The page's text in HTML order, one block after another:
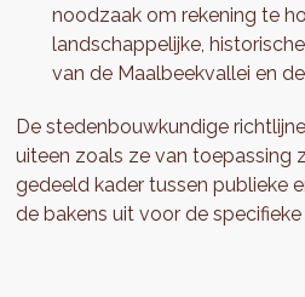
noodzaak om rekening te
landschappelijke,
van de Maalbeekvallei en
De stedenbouwkundige
uiteen zoals ze van toepassing
gedeeld kader tussen publieke
de bakens uit voor de